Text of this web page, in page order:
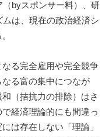
byスポンサー料）、研
は、現在の政治経済シ
る完全雇用や完全競争
る富の集中につなが
（拮抗力の排除）はさ
経済理論的にも間違っ
は存在しない「理論」